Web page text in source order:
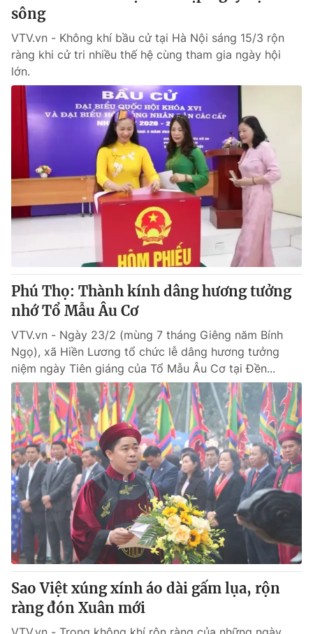
Emagazine
Photo Infographic
Video Shorts video
VTV Money VTV Thể thao
VTV Sức khoẻ Bất động sản
Thị trường 24h Tấm lòng Việt
Vươn mình bằng AI
VTV9
Liên hệ tòa soạn English
THỜI BÁO VTV
Theo dõi báo trên
Cơ quan chủ quản:Đài Truyền hình Việt Nam
Cơ quan báo chí:
Thời báo VTV
Giấy phép hoạt động báo in và báo điện tử số 483/GP-BTTTT
cấp ngày 29/12/2023
Tổng Biên tập:Vũ Thanh Thủy
Phó Tổng Biên tập:Nguyễn Thị Mỹ Hạnh, Phạm Quốc Thắng,
Nguyễn Trọng Ninh
024.38 355 931 - 024.38 355 932
sông
VTV.vn - Không khí bầu cử tại Hà Nội sáng 15/3 rộn
ràng khi cử tri nhiều thế hệ cùng tham gia ngày hội
lớn.
Phú Thọ: Thành kính dâng hương tưởng
nhớ Tổ Mẫu Âu Cơ
VTV.vn - Ngày 23/2 (mùng 7 tháng Giêng năm Bính
Ngọ), xã Hiền Lương tổ chức lễ dâng hương tưởng
niệm ngày Tiên giáng của Tổ Mẫu Âu Cơ tại Đền...
Sao Việt xúng xính áo dài gấm lụa, rộn
ràng đón Xuân mới